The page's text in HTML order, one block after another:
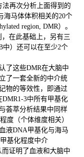
法再次分析上面得到的
海马体体积相关的20个
region, DMR）。
，在此基础上，另有三
中）还可以在至少2个
了这些DMR在大脑中
了一套全新的中介统
物的等效性，即通过
3中所有甲基化
荟萃分析结果中同样
度（个体维度相关）
液DNA甲基化与海马
基化程度中介
而证明了血液和大脑中